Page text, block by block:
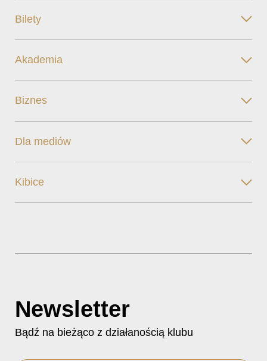
Bilety
Akademia
Biznes
Dla mediów
Kibice
Newsletter
Bądź na bieżąco z działanością klubu